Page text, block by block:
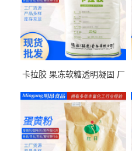
卡拉胶 果冻软糖透明凝固 厂